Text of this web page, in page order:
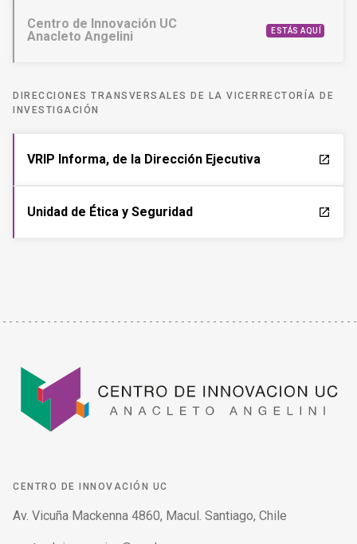
Centro de Innovación UC
Anacleto Angelini
ESTÁS AQUÍ
DIRECCIONES TRANSVERSALES DE LA VICERRECTORÍA DE
INVESTIGACIÓN
VRIP Informa, de la Dirección Ejecutiva launch
Unidad de Ética y Seguridad launch
CENTRO DE INNOVACIÓN UC
Av. Vicuña Mackenna 4860, Macul. Santiago, Chile